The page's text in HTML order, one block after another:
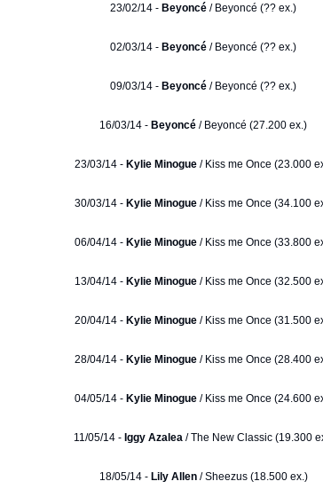
23/02/14 - Beyoncé / Beyoncé (?? ex.)
02/03/14 - Beyoncé / Beyoncé (?? ex.)
09/03/14 - Beyoncé / Beyoncé (?? ex.)
16/03/14 - Beyoncé / Beyoncé (27.200 ex.)
23/03/14 - Kylie Minogue / Kiss me Once (23.000
30/03/14 - Kylie Minogue / Kiss me Once (34.100
06/04/14 - Kylie Minogue / Kiss me Once (33.800
13/04/14 - Kylie Minogue / Kiss me Once (32.500
20/04/14 - Kylie Minogue / Kiss me Once (31.500
28/04/14 - Kylie Minogue / Kiss me Once (28.400
04/05/14 - Kylie Minogue / Kiss me Once (24.600
11/05/14 - Iggy Azalea / The New Classic (19.300
18/05/14 - Lily Allen/ Sheezus (18.500 ex.)